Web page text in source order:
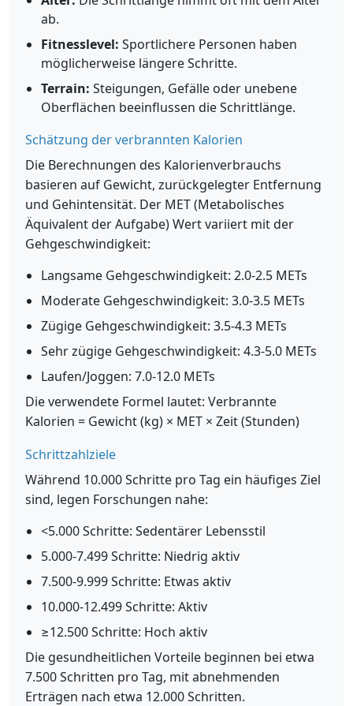
ab.
Fitnesslevel: Sportlichere Personen haben
möglicherweise längere Schritte.
Terrain: Steigungen, Gefälle oder unebene
Oberflächen beeinflussen die Schrittlänge.
Schätzung der verbrannten Kalorien
Die Berechnungen des Kalorienverbrauchs
basieren auf Gewicht, zurückgelegter Entfernung
und Gehintensität. Der MET (Metabolisches
Äquivalent der Aufgabe) Wert variiert mit der
Gehgeschwindigkeit:
Langsame Gehgeschwindigkeit: 2.0-2.5 METs
Moderate Gehgeschwindigkeit: 3.0-3.5 METs
Zügige Gehgeschwindigkeit: 3.5-4.3 METs
Sehr zügige Gehgeschwindigkeit: 4.3-5.0 METs
Laufen/Joggen: 7.0-12.0 METs
Die verwendete Formel lautet: Verbrannte
Kalorien = Gewicht (kg) × MET × Zeit (Stunden)
Schrittzahlziele
Während 10.000 Schritte pro Tag ein häufiges Ziel
sind, legen Forschungen nahe:
<5.000 Schritte: Sedentärer Lebensstil
5.000-7.499 Schritte: Niedrig aktiv
7.500-9.999 Schritte: Etwas aktiv
10.000-12.499 Schritte: Aktiv
≥12.500 Schritte: Hoch aktiv
Die gesundheitlichen Vorteile beginnen bei etwa
7.500 Schritten pro Tag, mit abnehmenden
Erträgen nach etwa 12.000 Schritten.